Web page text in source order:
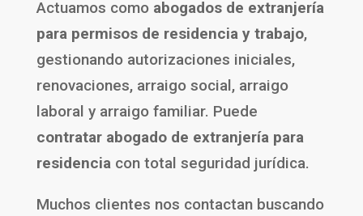
Actuamos como abogados de extranjería
para permisos de residencia y trabajo,
gestionando autorizaciones iniciales,
renovaciones, arraigo social, arraigo
laboral y arraigo familiar. Puede
contratar abogado de extranjería para
residenciacon total seguridad jurídica.
Muchos clientes nos contactan buscando